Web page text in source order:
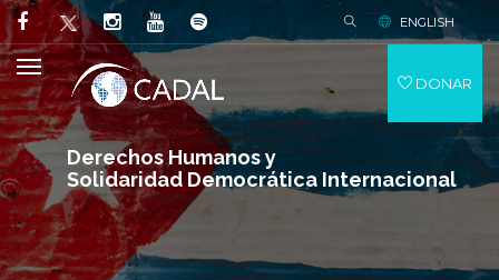
Derechos Humanos y
Solidaridad Democrática Internacional
ENGLISH
DONAR